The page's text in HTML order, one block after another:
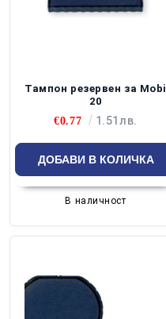
Тампон резервен за Mobi
20
€0.77
1.51лв.
В наличност